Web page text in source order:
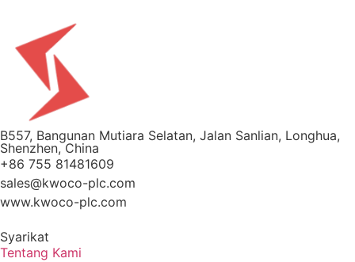
B557, Bangunan Mutiara Selatan, Jalan Sanlian, Longhua,
Shenzhen, China
+86 755 81481609
sales@kwoco-plc.com
www.kwoco-plc.com
Syarikat
Tentang Kami